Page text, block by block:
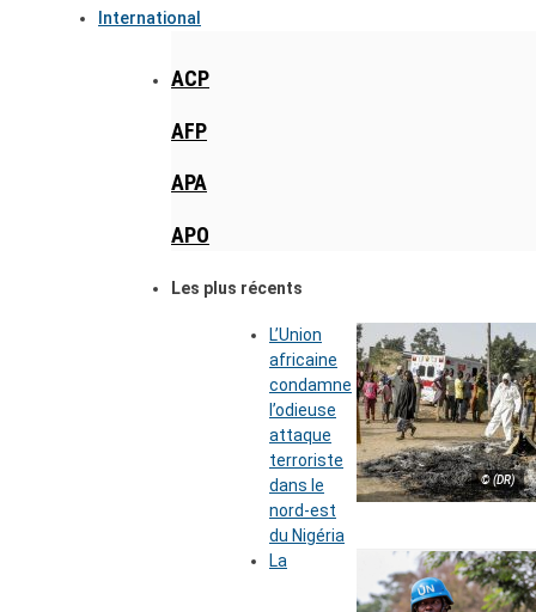
International
ACP
AFP
APA
APO
Les plus récents
© (DR)
L’Union
africaine
condamne
l’odieuse
attaque
terroriste
dans le
nord-est
du Nigéria
La